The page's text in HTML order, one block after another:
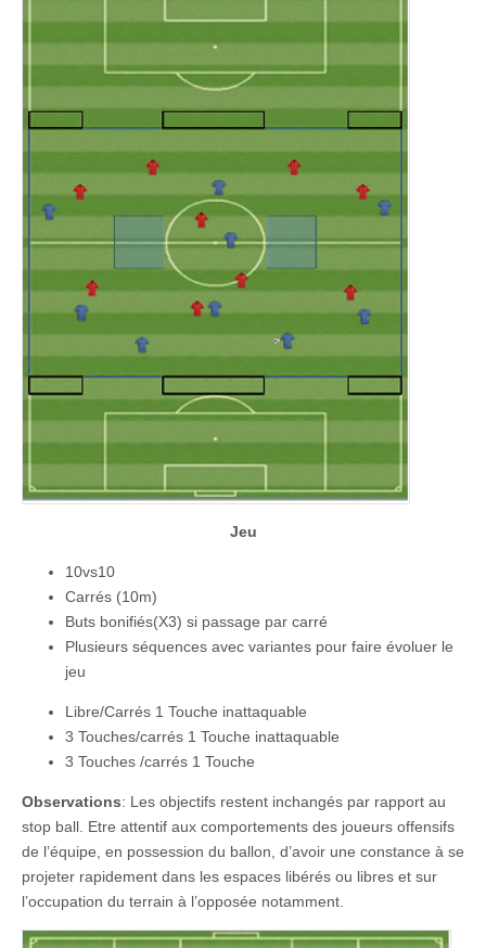
Jeu
10vs10
Carrés (10m)
Buts bonifiés(X3) si passage par carré
Plusieurs séquences avec variantes pour faire évoluer le
jeu
Libre/Carrés 1 Touche inattaquable
3 Touches/carrés 1 Touche inattaquable
3 Touches /carrés 1 Touche
Observations: Les objectifs restent inchangés par rapport au
stop ball. Etre attentif aux comportements des joueurs offensifs
de l’équipe, en possession du ballon, d’avoir une constance à se
projeter rapidement dans les espaces libérés ou libres et sur
l’occupation du terrain à l’opposée notamment.